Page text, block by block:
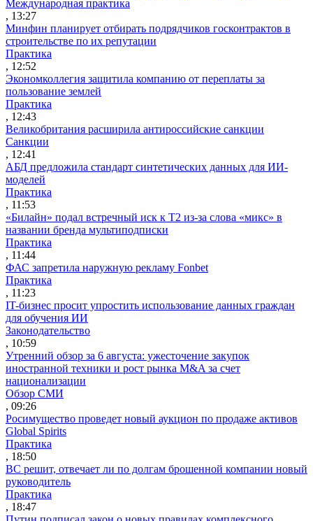
Международная практика
, 13:27
Минфин планирует отбирать подрядчиков госконтрактов в
строительстве по их репутации
Практика
, 12:52
Экономколлегия защитила компанию от переплаты за
пользование землей
Практика
, 12:43
Великобритания расширила антироссийские санкции
Санкции
, 12:41
АБД предложила стандарт синтетических данных для ИИ-
моделей
Практика
, 11:53
«Билайн» подал встречный иск к Т2 из-за слова «микс» в
названии бренда мультиподписки
Практика
, 11:44
ФАС запретила наружную рекламу Fonbet
Практика
, 11:23
IT-бизнес просит упростить использование данных граждан
для обучения ИИ
Законодательство
, 10:59
Утренний обзор за 6 августа: ужесточение закупок
иностранной техники и рост рынка M&A за счет
национализации
Обзор СМИ
, 09:26
Росимущество проведет новый аукцион по продаже активов
Global Spirits
Практика
, 18:50
ВС решит, отвечает ли по долгам брошенной компании новый
руководитель
Практика
, 18:47